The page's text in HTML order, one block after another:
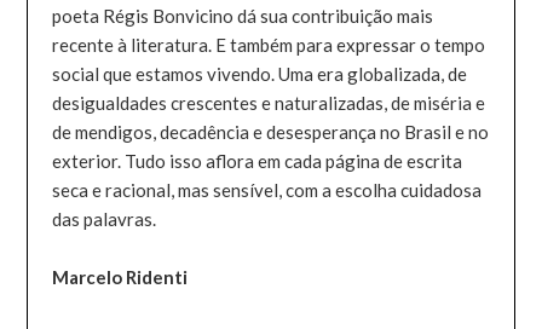
poeta Régis Bonvicino dá sua contribuição mais
recente à literatura. E também para expressar o tempo
social que estamos vivendo. Uma era globalizada, de
desigualdades crescentes e naturalizadas, de miséria e
de mendigos, decadência e desesperança no Brasil e no
exterior. Tudo isso aflora em cada página de escrita
seca e racional, mas sensível, com a escolha cuidadosa
das palavras.
Marcelo Ridenti